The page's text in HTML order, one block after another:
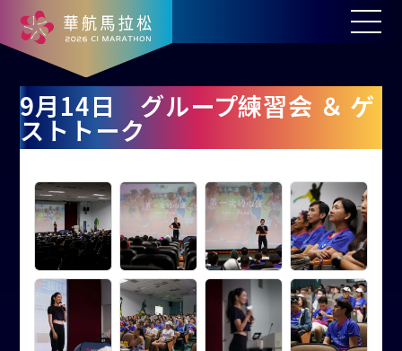
9月14日 グループ練習会 ＆ ゲ
ストトーク